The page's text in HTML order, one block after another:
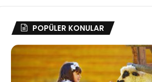
POPÜLER KONULAR